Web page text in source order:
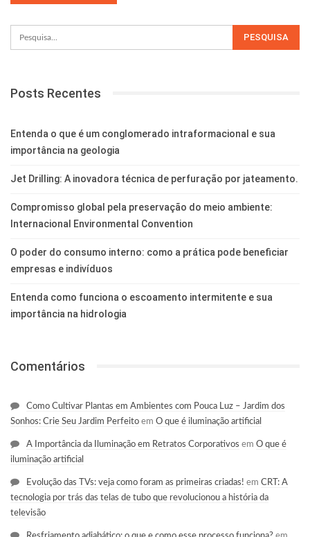
Posts Recentes
Entenda o que é um conglomerado intraformacional e sua
importância na geologia
Jet Drilling: A inovadora técnica de perfuração por jateamento.
Compromisso global pela preservação do meio ambiente:
Internacional Environmental Convention
O poder do consumo interno: como a prática pode beneficiar
empresas e indivíduos
Entenda como funciona o escoamento intermitente e sua
importância na hidrologia
Comentários
Como Cultivar Plantas em Ambientes com Pouca Luz – Jardim dos
Sonhos: Crie Seu Jardim Perfeito em O que é iluminação artificial
A Importância da Iluminação em Retratos Corporativos em O que é
iluminação artificial
Evolução das TVs: veja como foram as primeiras criadas! em CRT: A
tecnologia por trás das telas de tubo que revolucionou a história da
televisão